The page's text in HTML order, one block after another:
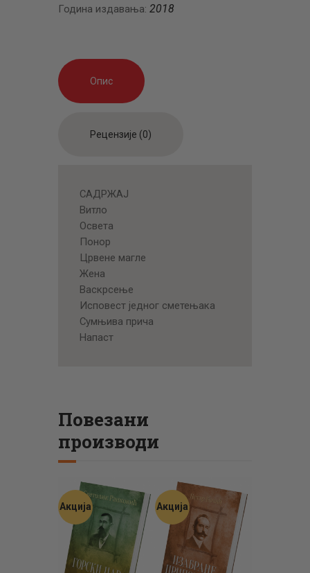
Година издавања: 2018
Опис
Рецензије (0)
САДРЖАЈ
Витлo
Oсвета
Пoнoр
Црвене магле
Жена
Васкрсење
Исповест једног сметењака
Сумњива прича
Напаст
Повезани
производи
Акција Акција